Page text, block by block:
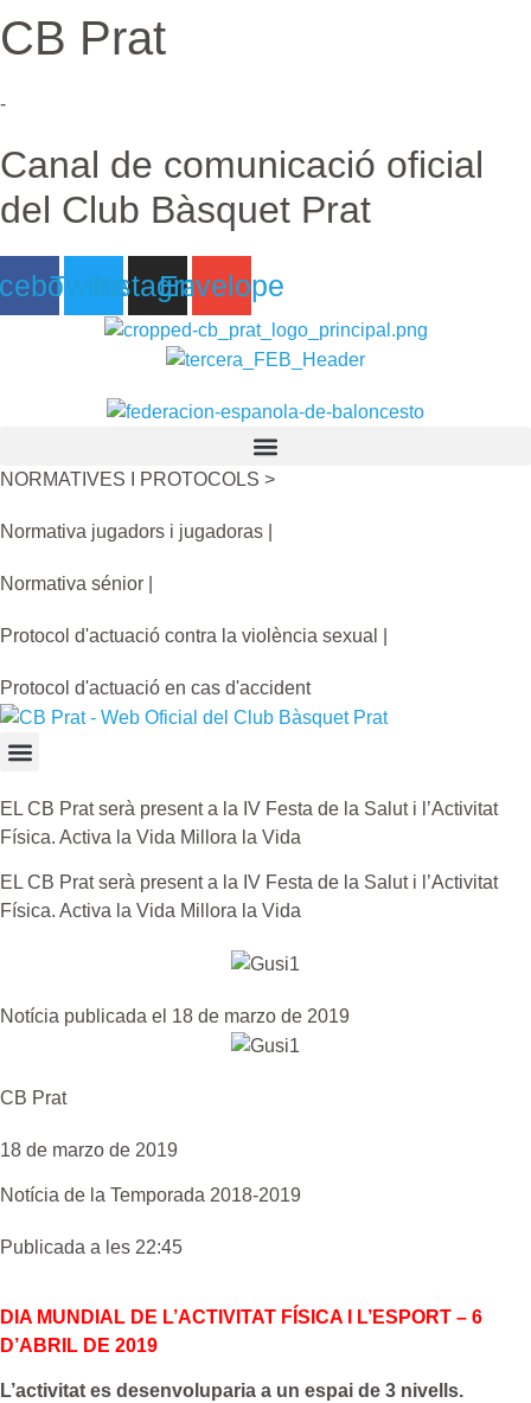
Ir
al
CB Prat
-
Canal de comunicació oficial
del Club Bàsquet Prat
TwitterInstagram
Envelope
NORMATIVES I PROTOCOLS >
Normativa jugadors i jugadoras |
Normativa sénior |
Protocol d'actuació contra la violència sexual |
Protocol d'actuació en cas d'accident
EL CB Prat serà present a la IV Festa de la Salut i l’Activitat
Física. Activa la Vida Millora la Vida
EL CB Prat serà present a la IV Festa de la Salut i l’Activitat
Física. Activa la Vida Millora la Vida
Notícia publicada el 18 de marzo de 2019
CB Prat
18 de marzo de 2019
Notícia de la Temporada 2018-2019
Publicada a les 22:45
DIA MUNDIAL DE L’ACTIVITAT FÍSICA I L’ESPORT – 6
D’ABRIL DE 2019
L’activitat es desenvoluparia a un espai de 3 nivells.